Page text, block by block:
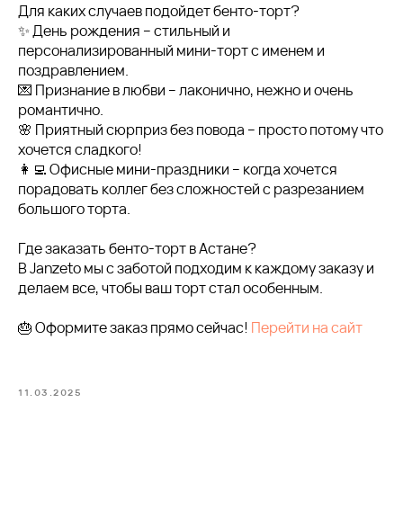
Для каких случаев подойдет бенто-торт?
✨ День рождения – стильный и
персонализированный мини-торт с именем и
поздравлением.
💌 Признание в любви – лаконично, нежно и очень
романтично.
🌸 Приятный сюрприз без повода – просто потому что
хочется сладкого!
👩‍💻 Офисные мини-праздники – когда хочется
порадовать коллег без сложностей с разрезанием
большого торта.
Где заказать бенто-торт в Астане?
В Janzeto мы с заботой подходим к каждому заказу и
делаем все, чтобы ваш торт стал особенным.
🎂 Оформите заказ прямо сейчас! Перейти на сайт
11.03.2025